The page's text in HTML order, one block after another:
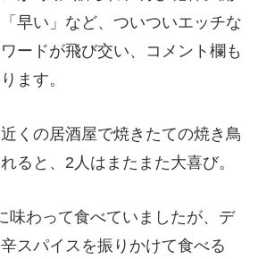
早い」など、ついついエッチな
ードが飛び交い、コメント欄も
ます。
くの居酒屋で焼きたての焼き鳥
ると、2人はまたまた大喜び。
味わって食べていましたが、デ
スパイスを振りかけて食べる